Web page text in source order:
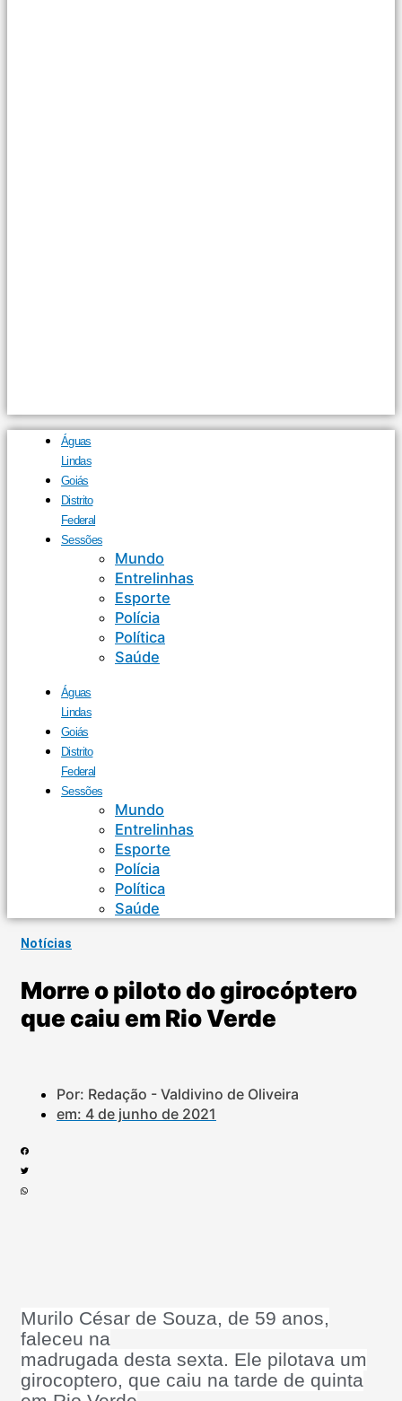
Águas
Lindas
Goiás
Distrito
Federal
Sessões
Mundo
Entrelinhas
Esporte
Polícia
Política
Saúde
Águas
Lindas
Goiás
Distrito
Federal
Sessões
Mundo
Entrelinhas
Esporte
Polícia
Política
Saúde
Notícias
Morre o piloto do girocóptero
que caiu em Rio Verde
Por: Redação - Valdivino de Oliveira
em: 4 de junho de 2021
Murilo César de Souza, de 59 anos,
faleceu na
madrugada desta sexta. Ele pilotava um
girocoptero, que caiu na tarde de quinta